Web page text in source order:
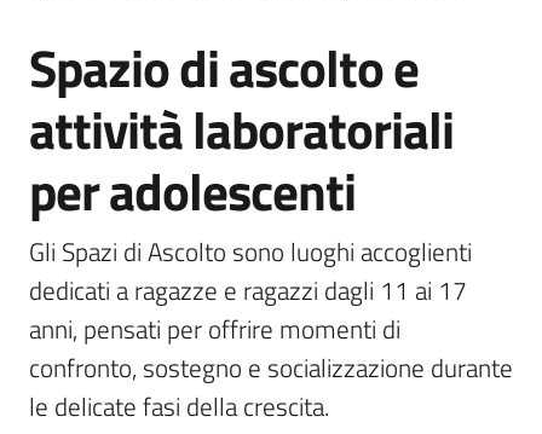
Novità
Menu selezionato
Servizi
Vivere
Galliera
Amministrazione
Trasparente
Salta al contenuto
Spazio di ascolto e
attività laboratoriali
per adolescenti
Gli Spazi di Ascolto sono luoghi accoglienti
dedicati a ragazze e ragazzi dagli 11 ai 17
anni, pensati per offrire momenti di
confronto, sostegno e socializzazione durante
le delicate fasi della crescita.